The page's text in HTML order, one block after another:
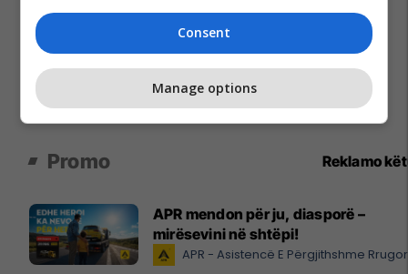
Promo Reklamo
APR mendon për ju, diasporë –
mirësevini në shtëpi!
APR - Asistencë E Përgjithshme
Consent
Manage options